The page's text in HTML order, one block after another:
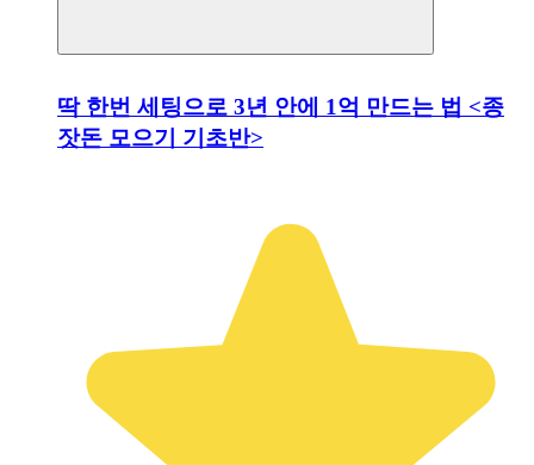
딱 한번 세팅으로 3년 안에 1억 만드는 법 <종
잣돈 모으기 기초반>